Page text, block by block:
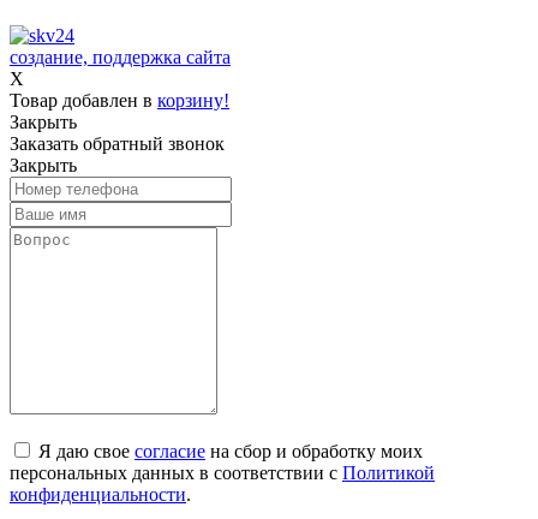
создание, поддержка сайта
X
Товар добавлен в корзину!
Закрыть
Заказать обратный звонок
Закрыть
Я даю свое согласие на сбор и обработку моих
персональных данных в соответствии с Политикой
конфиденциальности.